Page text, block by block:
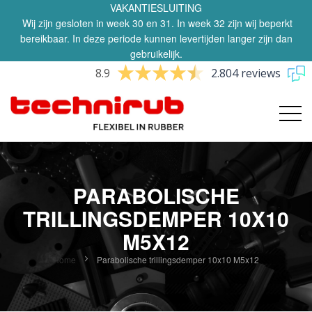
VAKANTIESLUITING
Wij zijn gesloten in week 30 en 31. In week 32 zijn wij beperkt
bereikbaar. In deze periode kunnen levertijden langer zijn dan
gebruikelijk.
8.9 2.804 reviews
PARABOLISCHE
TRILLINGSDEMPER 10X10
M5X12
Home Parabolische trillingsdemper 10x10 M5x12